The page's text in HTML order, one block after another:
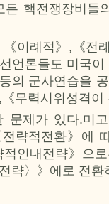
든 핵전쟁장비들
이례적》,《전
언론들도 미국
의 군사연습을
무력시위성격
문제가 있다.미
략적전환》에
인내전략》으
략〉》에로 전환